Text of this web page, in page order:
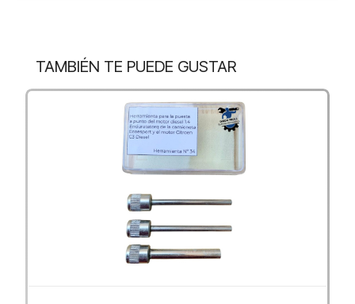
TAMBIÉN TE PUEDE GUSTAR